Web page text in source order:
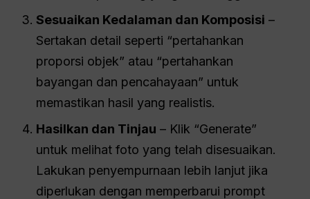
Sesuaikan Kedalaman dan Komposisi –
Sertakan detail seperti “pertahankan
proporsi objek” atau “pertahankan
bayangan dan pencahayaan” untuk
memastikan hasil yang realistis.
Hasilkan dan Tinjau – Klik “Generate”
untuk melihat foto yang telah disesuaikan.
Lakukan penyempurnaan lebih lanjut jika
diperlukan dengan memperbarui prompt